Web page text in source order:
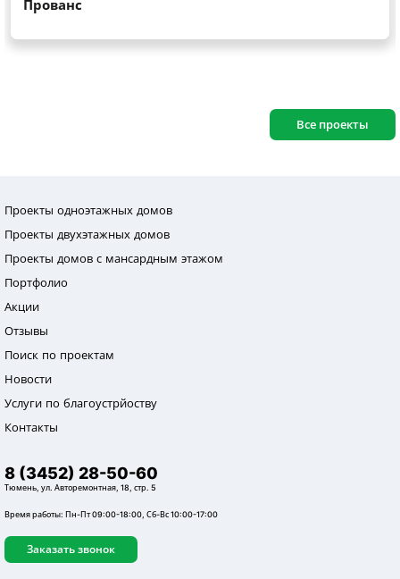
Все проекты
Проекты одноэтажных домов
Проекты двухэтажных домов
Проекты домов с мансардным этажом
Портфолио
Акции
Отзывы
Поиск по проектам
Новости
Услуги по благоустрйоству
Контакты
8 (3452) 28-50-60
Тюмень, ул. Авторемонтная, 18, стр. 5
Время работы: Пн-Пт 09:00-18:00, Сб-Вс 10:00-17:00
Заказать звонок